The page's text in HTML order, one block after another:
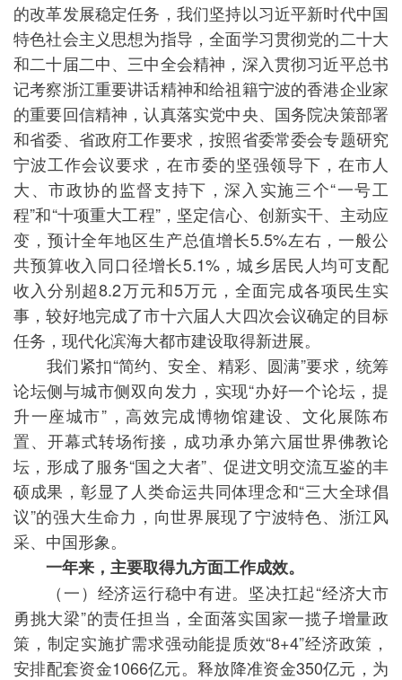
的改革发展稳定任务，我们坚持以习近平新时代中国
特色社会主义思想为指导，全面学习贯彻党的二十大
和二十届二中、三中全会精神，深入贯彻习近平总书
记考察浙江重要讲话精神和给祖籍宁波的香港企业家
的重要回信精神，认真落实党中央、国务院决策部署
和省委、省政府工作要求，按照省委常委会专题研究
宁波工作会议要求，在市委的坚强领导下，在市人
大、市政协的监督支持下，深入实施三个“一号工
程”和“十项重大工程”，坚定信心、创新实干、主动应
变，预计全年地区生产总值增长5.5%左右，一般公
共预算收入同口径增长5.1%，城乡居民人均可支配
收入分别超8.2万元和5万元，全面完成各项民生实
事，较好地完成了市十六届人大四次会议确定的目标
任务，现代化滨海大都市建设取得新进展。
我们紧扣“简约、安全、精彩、圆满”要求，统筹
论坛侧与城市侧双向发力，实现“办好一个论坛，提
升一座城市”，高效完成博物馆建设、文化展陈布
置、开幕式转场衔接，成功承办第六届世界佛教论
坛，形成了服务“国之大者”、促进文明交流互鉴的丰
硕成果，彰显了人类命运共同体理念和“三大全球倡
议”的强大生命力，向世界展现了宁波特色、浙江风
采、中国形象。
一年来，主要取得九方面工作成效。
（一）经济运行稳中有进。坚决扛起“经济大市
勇挑大梁”的责任担当，全面落实国家一揽子增量政
策，制定实施扩需求强动能提质效“8+4”经济政策，
安排配套资金1066亿元。释放降准资金350亿元，为